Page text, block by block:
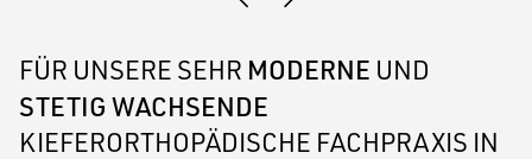
KONTAKT
FÜR UNSERE SEHR MODERNE UND
STETIG WACHSENDE
KIEFERORTHOPÄDISCHE FACHPRAXIS IN